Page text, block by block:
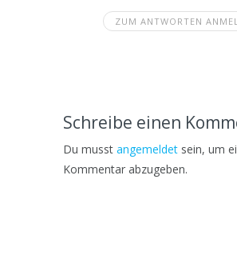
ZUM ANTWORTEN
Schreibe einen
Du musst angemeldet sein, um
Kommentar abzugeben.